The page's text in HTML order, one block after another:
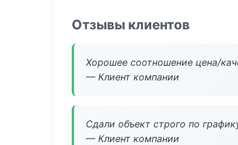
Отзывы клиентов
Хорошее соотношение цена/
— Клиент компании
Сдали объект строго по
— Клиент компании